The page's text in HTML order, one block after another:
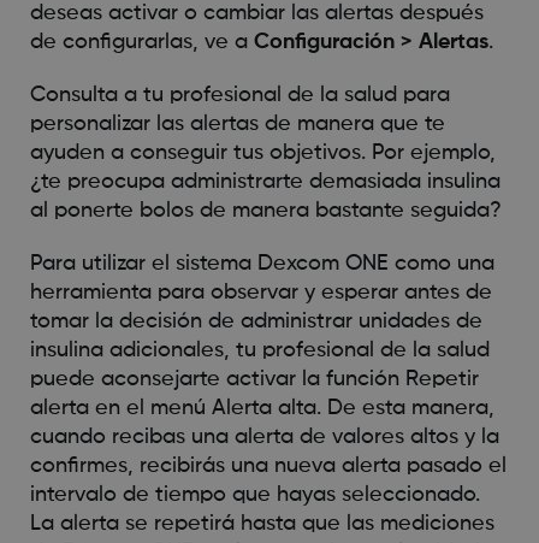
deseas activar o cambiar las alertas después
de configurarlas, ve a Configuración > Alertas.
Consulta a tu profesional de la salud para
personalizar las alertas de manera que te
ayuden a conseguir tus objetivos. Por ejemplo,
¿te preocupa administrarte demasiada insulina
al ponerte bolos de manera bastante seguida?
Para utilizar el sistema Dexcom ONE como una
herramienta para observar y esperar antes de
tomar la decisión de administrar unidades de
insulina adicionales, tu profesional de la salud
puede aconsejarte activar la función Repetir
alerta en el menú Alerta alta. De esta manera,
cuando recibas una alerta de valores altos y la
confirmes, recibirás una nueva alerta pasado el
intervalo de tiempo que hayas seleccionado.
La alerta se repetirá hasta que las mediciones